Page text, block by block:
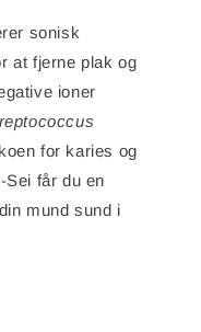
sonisk
at fjerne plak og
ioner
for karies og
Sei får du en
mund sund i